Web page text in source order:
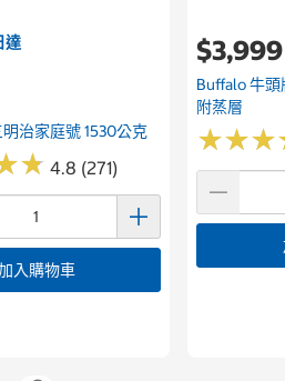
達
治家庭號 1530公克
★
★ 4.8 (271)
入購物車
$3,999
Buffalo 牛
附蒸層
★★★
★★★